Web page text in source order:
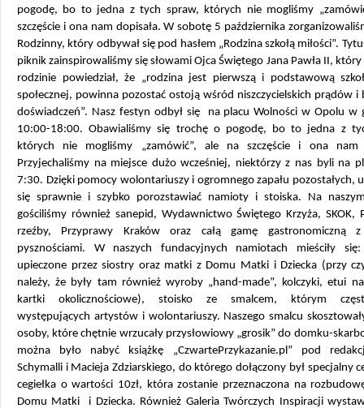
pogodę, bo to jedna z tych spraw, których nie mogliśmy
szczęście i ona nam dopisała. W sobotę 5 października
Rodzinny, który odbywał się pod hasłem „Rodzina szkołą miłości”.
piknik zainspirowaliśmy się słowami Ojca Świętego Jana Pawła II,
rodzinie powiedział, że „rodzina jest pierwszą i podstawową
społecznej, powinna pozostać ostoją wśród niszczycielskich prądów i
doświadczeń”. Nasz festyn odbył się na placu Wolności w Opolu w
10:00-18:00. Obawialiśmy się trochę o pogodę, bo to jedna z
których nie mogliśmy „zamówić”, ale na szczęście i ona nam
Przyjechaliśmy na miejsce dużo wcześniej, niektórzy z nas byli na
7:30. Dzięki pomocy wolontariuszy i ogromnego zapału pozostałych,
się sprawnie i szybko porozstawiać namioty i stoiska. Na
gościliśmy również sanepid, Wydawnictwo Świętego Krzyża, SKOK,
rzeźby, Przyprawy Kraków oraz całą gamę gastronomiczną
pysznościami. W naszych fundacyjnych namiotach mieściły
upieczone przez siostry oraz matki z Domu Matki i Dziecka (przy
należy, że były tam również wyroby „hand-made”, kolczyki, etui
kartki okolicznościowe), stoisko ze smalcem, którym
występujących artystów i wolontariuszy. Naszego smalcu
osoby, które chętnie wrzucały przysłowiowy „grosik” do domku-
można było nabyć książkę „CzwartePrzykazanie.pl” pod
Schymalli i Macieja Zdziarskiego, do którego dołączony był specjalny
cegiełka o wartości 10zł, która zostanie przeznaczona na
Domu Matki i Dziecka. Również Galeria Twórczych Inspiracji